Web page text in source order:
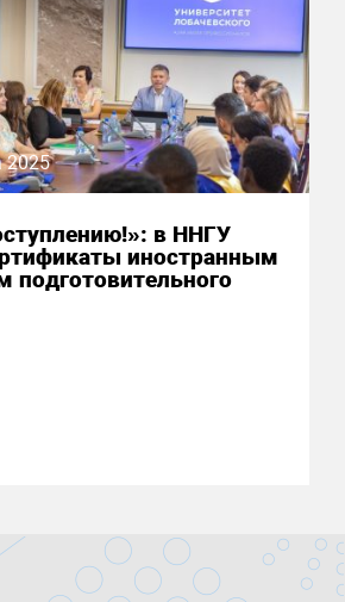
2025
в ННГУ
иностранным
подготовительного